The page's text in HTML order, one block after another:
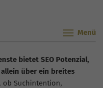
bietet SEO Potenzial,
über ein breites
ob Suchintention,